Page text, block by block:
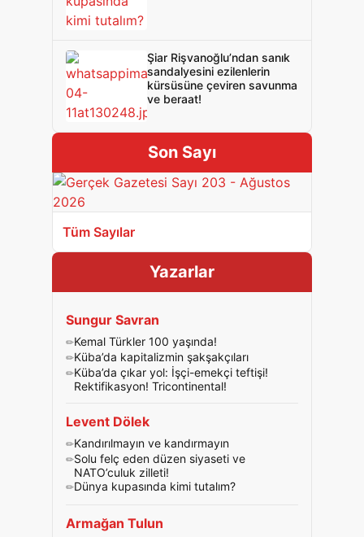
Şiar Rişvanoğlu’ndan sanık
sandalyesini ezilenlerin
kürsüsüne çeviren savunma
ve beraat!
Son Sayı
Tüm Sayılar
Yazarlar
Sungur Savran
Kemal Türkler 100 yaşında!
Küba’da kapitalizmin şakşakçıları
Küba’da çıkar yol: İşçi-emekçi teftişi!
Rektifikasyon! Tricontinental!
Levent Dölek
Kandırılmayın ve kandırmayın
Solu felç eden düzen siyaseti ve
NATO’culuk zilleti!
Dünya kupasında kimi tutalım?
Armağan Tulun